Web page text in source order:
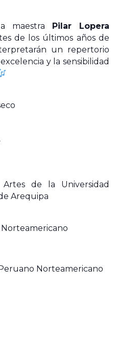
maestra Pilar Lopera
de los últimos años de
un repertorio
y la sensibilidad
de la Universidad
Arequipa
Norteamericano